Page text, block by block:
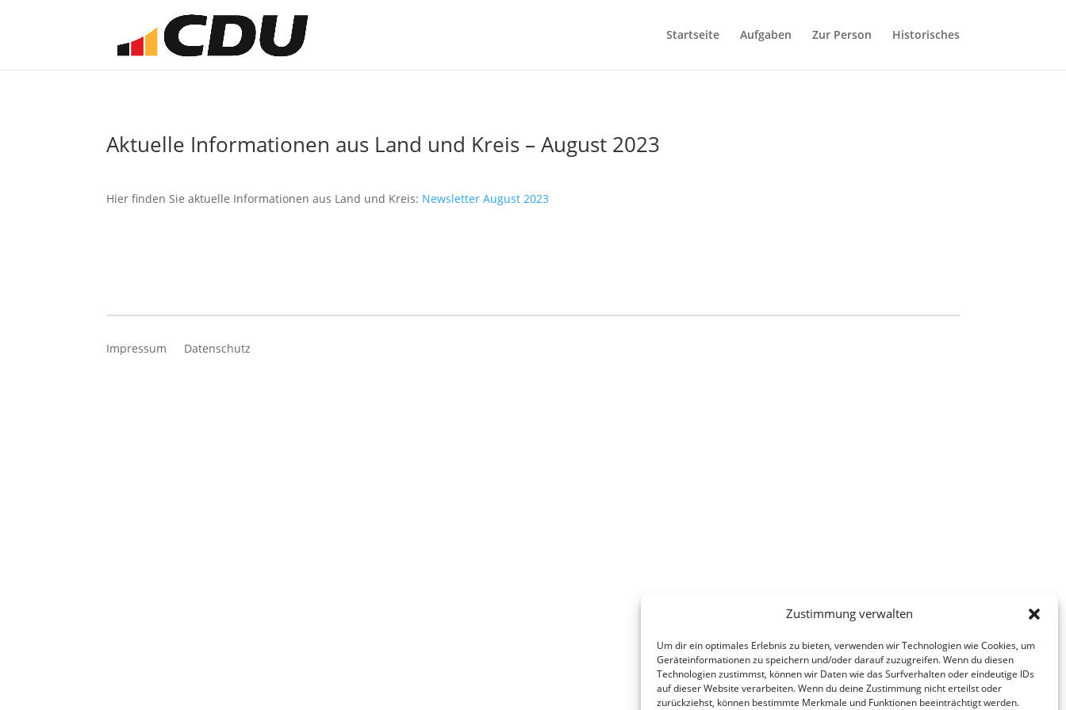
Zustimmung verwalten
Um dir ein optimales Erlebnis zu bieten, verwenden wir Technologien wie Cookies, um
Geräteinformationen zu speichern und/oder darauf zuzugreifen. Wenn du diesen
Technologien zustimmst, können wir Daten wie das Surfverhalten oder eindeutige IDs
auf dieser Website verarbeiten. Wenn du deine Zustimmung nicht erteilst oder
zurückziehst, können bestimmte Merkmale und Funktionen beeinträchtigt werden.
Startseite Aufgaben Zur Person Historisches
Aktuelle Informationen aus Land und Kreis – August 2023
Hier finden Sie aktuelle Informationen aus Land und Kreis: Newsletter August 2023
Impressum Datenschutz